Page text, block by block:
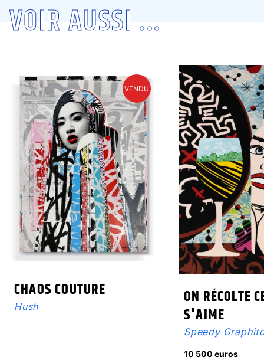
VOIR AUSSI ...
CHAOS COUTURE
Hush
VENDU
ON RÉCOLTE
S'AIME
Speedy
10 500 euros